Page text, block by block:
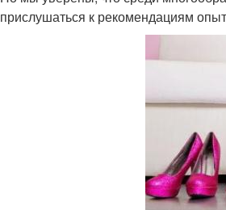
прислушаться к рекомендациям